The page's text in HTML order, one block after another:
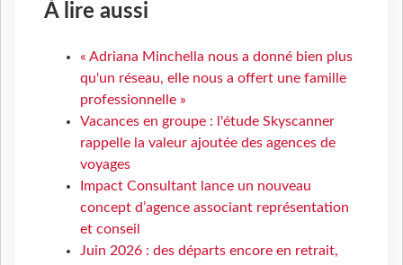
À lire aussi
« Adriana Minchella nous a donné bien plus
qu'un réseau, elle nous a offert une famille
professionnelle »
Vacances en groupe : l'étude Skyscanner
rappelle la valeur ajoutée des agences de
voyages
Impact Consultant lance un nouveau
concept d’agence associant représentation
et conseil
Juin 2026 : des départs encore en retrait,